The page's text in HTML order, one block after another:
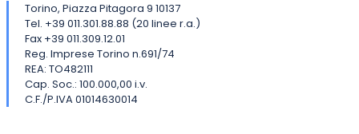
Torino, Piazza Pitagora 9 10137
Tel. +39 011.301.88.88 (20 linee r.a.)
Fax +39 011.309.12.01
Reg. Imprese Torino n.691/74
REA: TO482111
Cap. Soc.: 100.000,00 i.v.
C.F./P.IVA 01014630014